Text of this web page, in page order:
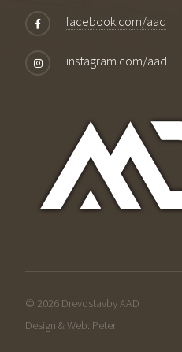
facebook.com/aad
instagram.com/aad
© 2026 Drevostavby AAD
Design & Web: Peter